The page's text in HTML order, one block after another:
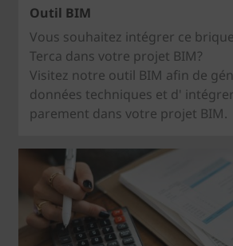
Outil BIM
Vous souhaitez intégrer ce
Terca dans votre projet BIM?
Visitez notre outil BIM afin de
données techniques et d'
parement dans votre projet BIM.